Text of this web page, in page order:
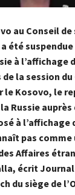
au Conseil
été
à l’affichage
la session
le Kosovo, le
Russie auprès
à l’affichage
pas comme
Affaires
écrit Journal
du siège de